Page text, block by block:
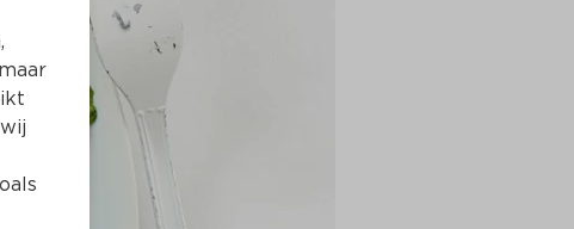
Boodschappenlijstjes